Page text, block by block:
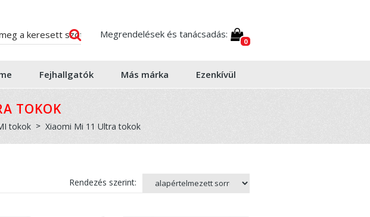
Megrendelések és tanácsadás:
0
Fejhallgatók Más márka Ezenkívül
TOKOK
tokok Xiaomi Mi 11 Ultra tokok
Rendezés szerint: